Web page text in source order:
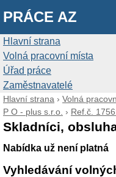
PRÁCE AZ
Hlavní strana
Volná pracovní místa
Úřad práce
Zaměstnavatelé
Hlavní strana › Volná
P O - plus s.r.o. › Ref.č.
Skladníci,
Nabídka už není platná
Vyhledávání